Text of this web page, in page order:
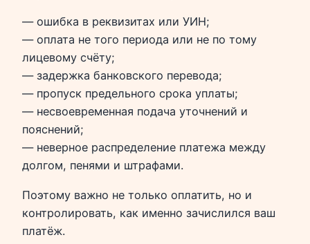
— ошибка в реквизитах или УИН;
— оплата не того периода или не по тому
лицевому счёту;
— задержка банковского перевода;
— пропуск предельного срока уплаты;
— несвоевременная подача уточнений и
пояснений;
— неверное распределение платежа между
долгом, пенями и штрафами.
Поэтому важно не только оплатить, но и
контролировать, как именно зачислился ваш
платёж.